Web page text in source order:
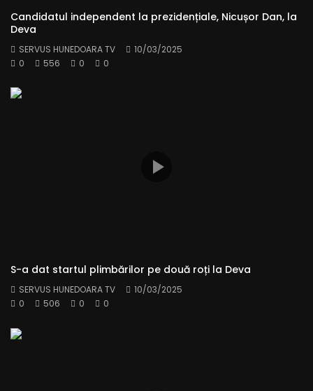
Candidatul independent la prezidențiale, Nicușor Dan, la
Deva
SERVUS HUNEDOARA TV
10/03/2025
0
556 0 0
S-a dat startul plimbărilor pe două roți la Deva
SERVUS HUNEDOARA TV
10/03/2025
0
506 0 0